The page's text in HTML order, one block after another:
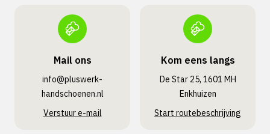
Mail ons
info@pluswerk­
handschoenen.nl
Verstuur e-mail
Kom eens langs
De Star 25, 1601 MH
Enkhuizen
Start routebeschrijving